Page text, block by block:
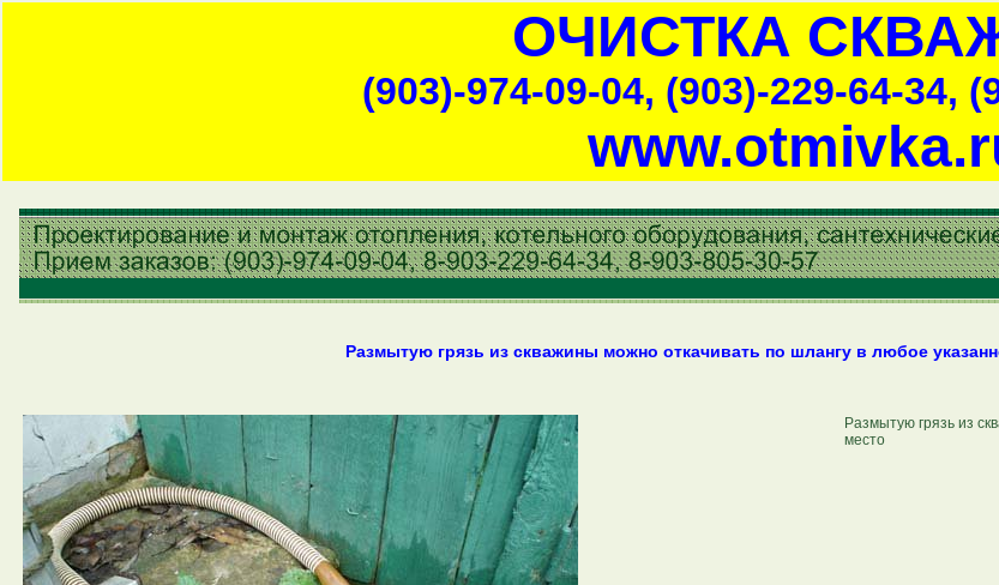
ОЧИСТКА
(903)-974-09-04, (903)-229-64-34,
Размытую грязь из скважины можно откачивать по шлангу в любое
Размытую грязь из
место